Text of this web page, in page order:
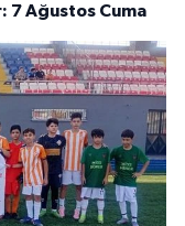
7 Ağustos Cuma